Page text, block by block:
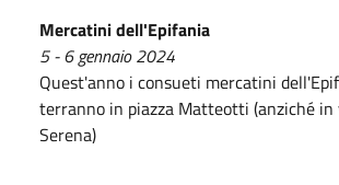
Mercatini dell'Epifania
5 - 6 gennaio 2024
Quest'anno i consueti mercatini
terranno in piazza Matteotti (anziché
Serena)